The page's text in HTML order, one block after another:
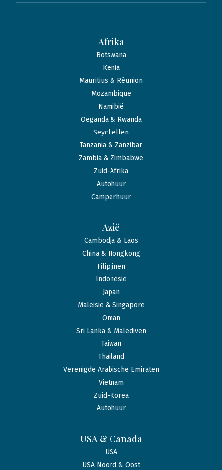
Afrika
Botswana
Kenia
Mauritius & Réunion
Mozambique
Namibië
Oeganda & Rwanda
Seychellen
Tanzania & Zanzibar
Zambia & Zimbabwe
Zuid-Afrika
Autohuur
Camperhuur
Azië
Cambodja & Laos
China & Hongkong
Filipijnen
Indonesië
Japan
Maleisië & Singapore
Oman
Sri Lanka & Malediven
Taiwan
Thailand
Verenigde Arabische Emiraten
Vietnam
Zuid-Korea
Autohuur
USA & Canada
USA
USA Noord & Oost